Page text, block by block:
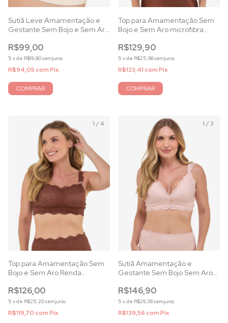
Sutiã Leve Amamentação e
Gestante Sem Bojo e Sem Aro
R$99,00
5 xde R$19,80sem juros
R$94,05comPix
COMPRAR
Top para Amamentação Sem
Bojo e Sem Aro microfibra
R$129,90
5 xde R$25,98sem juros
R$123,41comPix
COMPRAR
1 /4
Top para Amamentação Sem
Bojo e Sem Aro Renda
R$126,00
5 xde R$25,20sem juros
R$119,70comPix
1 /3
Sutiã Amamentação e
Gestante Sem Bojo Sem Aro
R$146,90
5 xde R$29,38sem juros
R$139,56comPix